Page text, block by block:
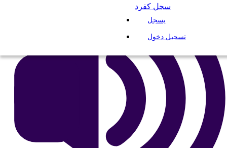
سجل كفرد
يسجل
تسجيل دخول